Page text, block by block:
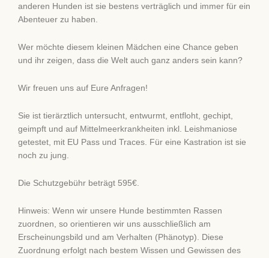
anderen Hunden ist sie bestens verträglich und immer für ein
Abenteuer zu haben.
Wer möchte diesem kleinen Mädchen eine Chance geben
und ihr zeigen, dass die Welt auch ganz anders sein kann?
Wir freuen uns auf Eure Anfragen!
Sie ist tierärztlich untersucht, entwurmt, entfloht, gechipt,
geimpft und auf Mittelmeerkrankheiten inkl. Leishmaniose
getestet, mit EU Pass und Traces. Für eine Kastration ist sie
noch zu jung.
Die Schutzgebühr beträgt 595€.
Hinweis: Wenn wir unsere Hunde bestimmten Rassen
zuordnen, so orientieren wir uns ausschließlich am
Erscheinungsbild und am Verhalten (Phänotyp). Diese
Zuordnung erfolgt nach bestem Wissen und Gewissen des